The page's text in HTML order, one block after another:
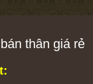
thân giá rẻ